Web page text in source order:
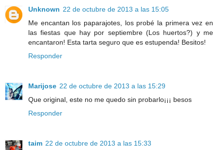
Unknown 22 de octubre de 2013 a las 15:05
Me encantan los paparajotes, los probé la primera vez en
las fiestas que hay por septiembre (Los huertos?) y me
encantaron! Esta tarta seguro que es estupenda! Besitos!
Responder
Marijose 22 de octubre de 2013 a las 15:29
Que original, este no me quedo sin probarlo¡¡¡ besos
Responder
taim 22 de octubre de 2013 a las 15:33